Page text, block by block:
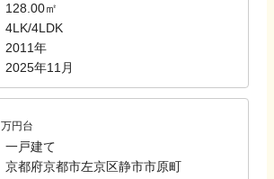
128.00㎡
4LK/4LDK
2011年
2025年11月
万円台
一戸建て
京都府京都市左京区静市市原町